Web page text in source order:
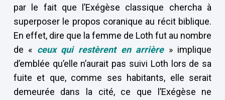
par le fait que l’Exégèse classique chercha à
superposer le propos coranique au récit biblique.
En effet, dire que la femme de Loth fut au nombre
de « ceux qui restèrent en arrière» implique
d’emblée qu’elle n’aurait pas suivi Loth lors de sa
fuite et que, comme ses habitants, elle serait
demeurée dans la cité, ce que l’Exégèse ne